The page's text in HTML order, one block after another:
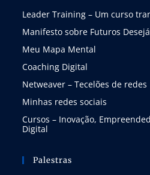
Leader Training – Um curso
Manifesto sobre Futuros
Meu Mapa Mental
Coaching Digital
Netweaver – Tecelões de redes
Minhas redes sociais
Cursos – Inovação,
Digital
Palestras